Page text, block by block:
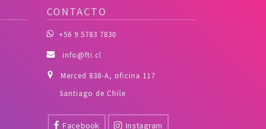
CONTACTO
+56 9 5783 7830
info@fti.cl
Merced 838-A, oficina 117
Santiago de Chile
Facebook Instagram